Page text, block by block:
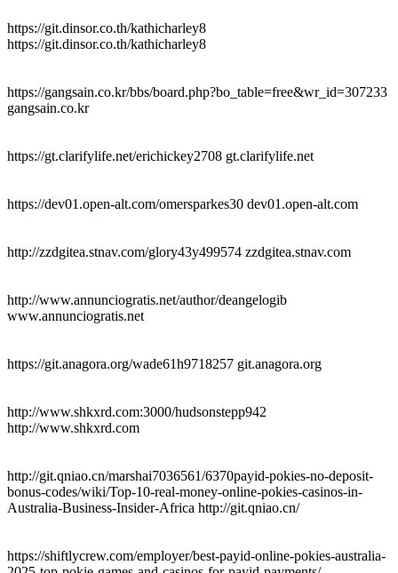
https://git.dinsor.co.th/kathicharley8
https://git.dinsor.co.th/kathicharley8
https://gangsain.co.kr/bbs/board.php?bo_table=free&wr_id=307233
gangsain.co.kr
https://gt.clarifylife.net/erichickey2708 gt.clarifylife.net
https://dev01.open-alt.com/omersparkes30 dev01.open-alt.com
http://zzdgitea.stnav.com/glory43y499574 zzdgitea.stnav.com
http://www.annunciogratis.net/author/deangelogib
www.annunciogratis.net
https://git.anagora.org/wade61h9718257 git.anagora.org
http://www.shkxrd.com:3000/hudsonstepp942
http://www.shkxrd.com
http://git.qniao.cn/marshai7036561/6370payid-pokies-no-deposit-
bonus-codes/wiki/Top-10-real-money-online-pokies-casinos-in-
Australia-Business-Insider-Africa http://git.qniao.cn/
https://shiftlycrew.com/employer/best-payid-online-pokies-australia-